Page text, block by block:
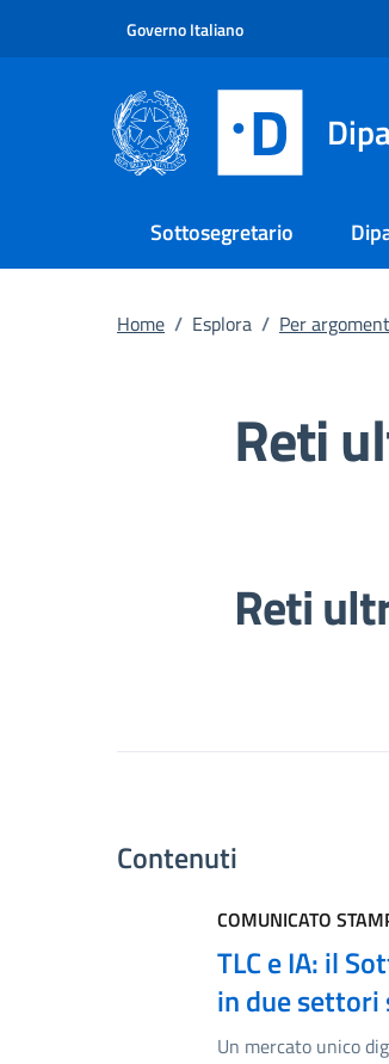
Governo Italiano
Sottosegretario
Home / Esplora / Per
Reti
Reti
Contenuti
COMUNICATO
TLC e IA: il
in due
Un mercato unico